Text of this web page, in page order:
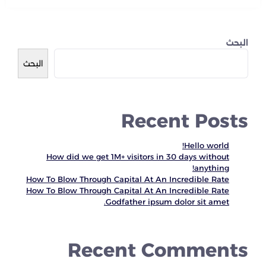
البحث
البحث
Recent Posts
Hello world!
How did we get 1M+ visitors in 30 days without
anything!
How To Blow Through Capital At An Incredible Rate
How To Blow Through Capital At An Incredible Rate
Godfather ipsum dolor sit amet.
Recent Comments